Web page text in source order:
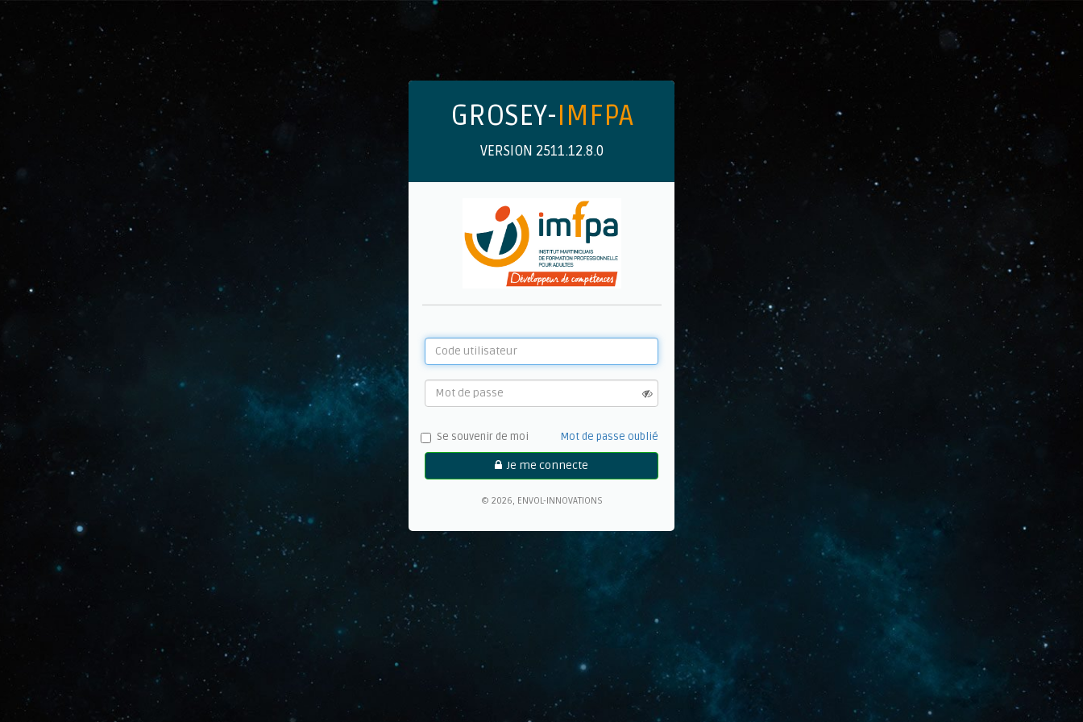
GROSEY-IMFPA
VERSION 2511.12.8.0
Se souvenir de moi Mot de passe oublié
Je me connecte
© 2026, ENVOL-INNOVATIONS